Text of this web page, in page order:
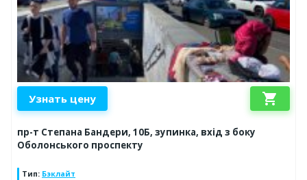
Узнать цену shopping_cart
пр-т Степана Бандери, 10Б, зупинка, вхід з боку
Оболонського проспекту
Тип: Бэклайт